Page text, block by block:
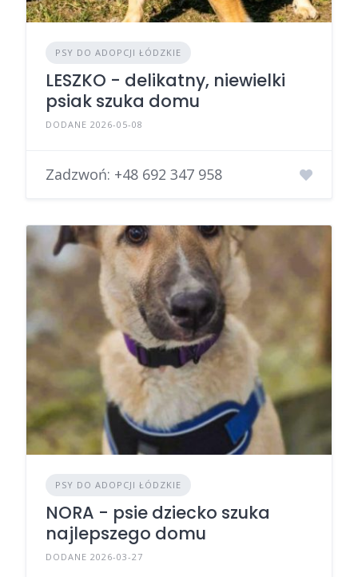
PSY DO ADOPCJI ŁÓDZKIE
LESZKO - delikatny, niewielki
psiak szuka domu
DODANE 2026-05-08
Zadzwoń: +48 692 347 958
PSY DO ADOPCJI ŁÓDZKIE
NORA - psie dziecko szuka
najlepszego domu
DODANE 2026-03-27